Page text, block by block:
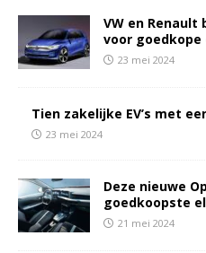
VW en
voor goedkope
23 mei 2024
Tien zakelijke EV’s met
23 mei 2024
Deze nieuwe
goedkoopste
21 mei 2024